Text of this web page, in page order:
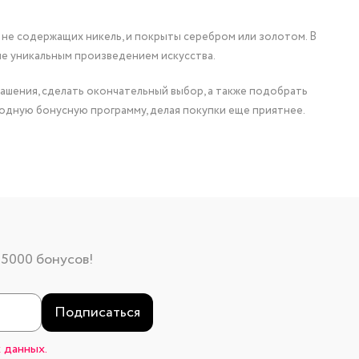
содержащих никель, и покрыты серебром или золотом. В
уникальным произведением искусства.
сделать окончательный выбор, а также подобрать
бонусную программу, делая покупки еще приятнее.
бонусов!
Подписаться
данных.